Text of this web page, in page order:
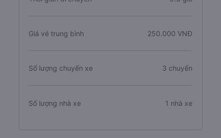
Giá vé trung bình 250.000 VNĐ
Số lượng chuyến xe 3 chuyến
Số lượng nhà xe 1 nhà xe